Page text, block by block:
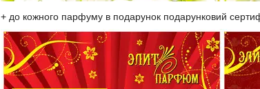
+ до кожного парфуму в подарунок подарунковий